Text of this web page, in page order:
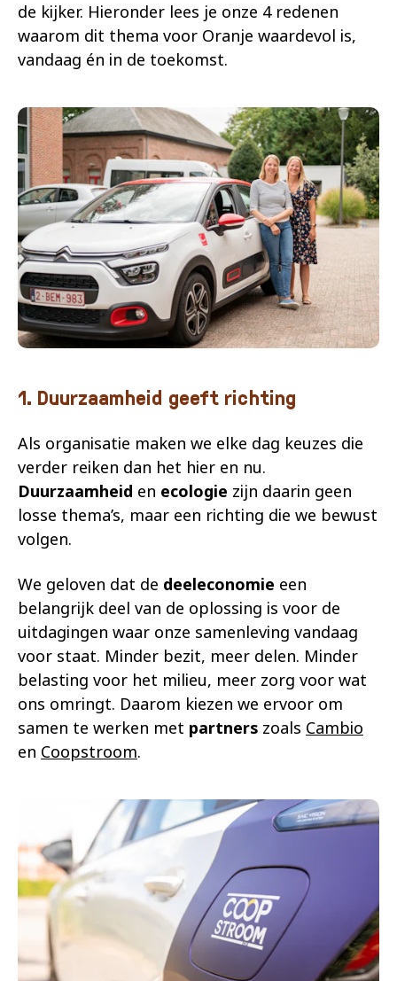
de kijker. Hieronder lees je onze 4 redenen
waarom dit thema voor Oranje waardevol is,
vandaag én in de toekomst.
1. Duurzaamheid geeft richting
Als organisatie maken we elke dag keuzes die
verder reiken dan het hier en nu.
Duurzaamheid en ecologie zijn daarin geen
losse thema’s, maar een richting die we bewust
volgen.
We geloven dat de deeleconomie een
belangrijk deel van de oplossing is voor de
uitdagingen waar onze samenleving vandaag
voor staat. Minder bezit, meer delen. Minder
belasting voor het milieu, meer zorg voor wat
ons omringt. Daarom kiezen we ervoor om
samen te werken met partners zoals Cambio
en Coopstroom.